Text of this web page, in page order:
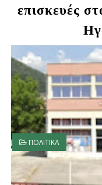
επισκευές
ΠΟΛΙΤΙΚΑ